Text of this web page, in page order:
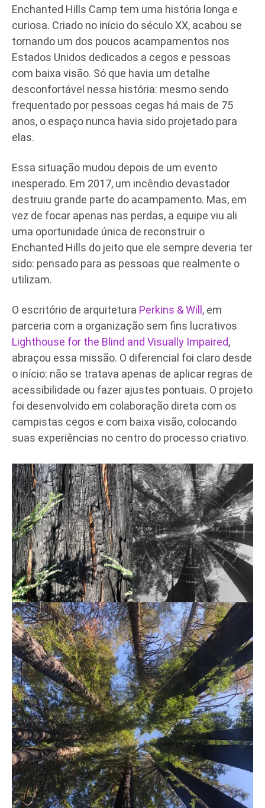
Enchanted Hills Camp tem uma história longa e
curiosa. Criado no início do século XX, acabou se
tornando um dos poucos acampamentos nos
Estados Unidos dedicados a cegos e pessoas
com baixa visão. Só que havia um detalhe
desconfortável nessa história: mesmo sendo
frequentado por pessoas cegas há mais de 75
anos, o espaço nunca havia sido projetado para
elas.
Essa situação mudou depois de um evento
inesperado. Em 2017, um incêndio devastador
destruiu grande parte do acampamento. Mas, em
vez de focar apenas nas perdas, a equipe viu ali
uma oportunidade única de reconstruir o
Enchanted Hills do jeito que ele sempre deveria ter
sido: pensado para as pessoas que realmente o
utilizam.
O escritório de arquitetura Perkins & Will, em
parceria com a organização sem fins lucrativos
Lighthouse for the Blind and Visually Impaired,
abraçou essa missão. O diferencial foi claro desde
o início: não se tratava apenas de aplicar regras de
acessibilidade ou fazer ajustes pontuais. O projeto
foi desenvolvido em colaboração direta com os
campistas cegos e com baixa visão, colocando
suas experiências no centro do processo criativo.